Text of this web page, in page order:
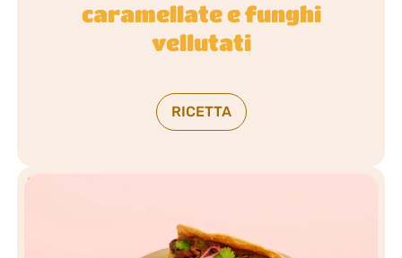
caramellate e funghi
vellutati
RICETTA